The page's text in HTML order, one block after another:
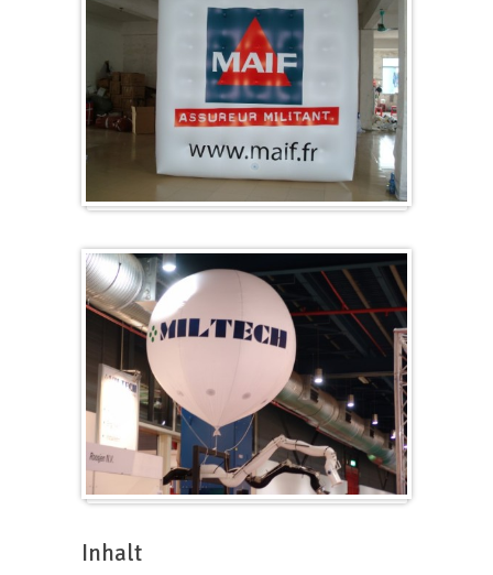
Inhalt